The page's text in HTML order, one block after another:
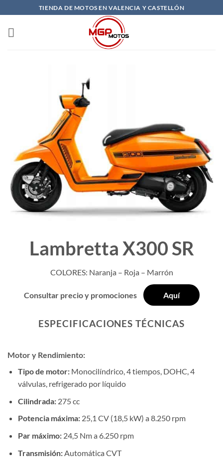
al
contenido
TIENDA DE MOTOS EN VALENCIA Y CASTELLÓN
Lambretta X300 SR
COLORES: Naranja – Roja – Marrón
Consultar precio y promociones Aquí
ESPECIFICACIONES TÉCNICAS
Motor y Rendimiento:
Tipo de motor:Monocilíndrico, 4 tiempos, DOHC, 4
válvulas, refrigerado por líquido
Cilindrada:275 cc
Potencia máxima:25,1 CV (18,5 kW) a 8.250 rpm
Par máximo:24,5 Nm a 6.250 rpm
Transmisión:Automática CVT